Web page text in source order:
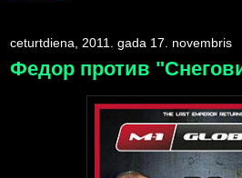
ceturtdiena, 2011. gada 17. novembris
Федор против